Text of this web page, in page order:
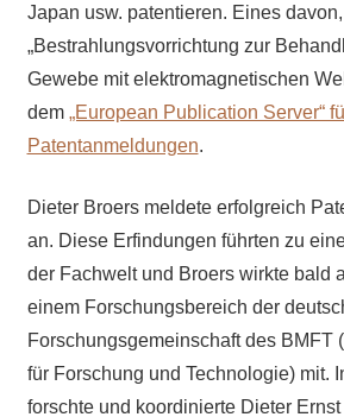
Japan usw. patentieren. Eines
„Bestrahlungsvorrichtung zur
Gewebe mit elektromagnetischen
dem „European Publication Server“
Patentanmeldungen.
Dieter Broers meldete erfolgreich
an. Diese Erfindungen führten zu
der Fachwelt und Broers wirkte bald
einem Forschungsbereich der
Forschungsgemeinschaft des BMFT
für Forschung und Technologie) mit.
forschte und koordinierte Dieter